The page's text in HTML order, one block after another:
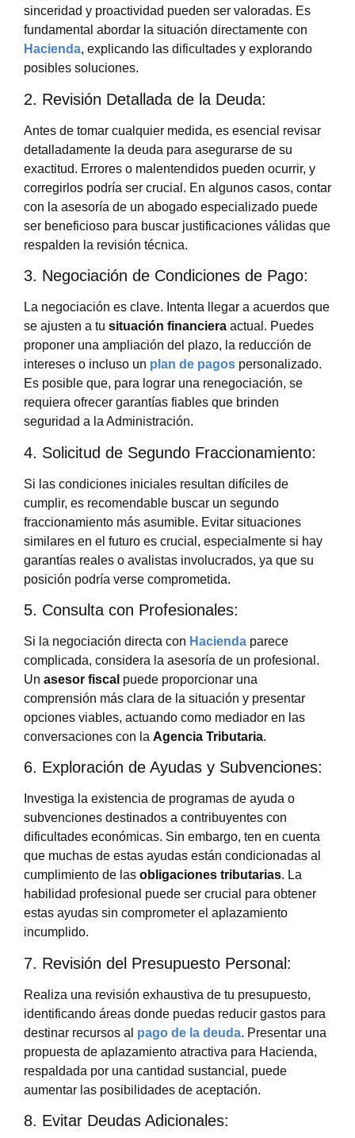
sinceridad y proactividad pueden ser valoradas. Es
fundamental abordar la situación directamente con
Hacienda, explicando las dificultades y explorando
posibles soluciones.
2. Revisión Detallada de la Deuda:
Antes de tomar cualquier medida, es esencial revisar
detalladamente la deuda para asegurarse de su
exactitud. Errores o malentendidos pueden ocurrir, y
corregirlos podría ser crucial. En algunos casos, contar
con la asesoría de un abogado especializado puede
ser beneficioso para buscar justificaciones válidas que
respalden la revisión técnica.
3. Negociación de Condiciones de Pago:
La negociación es clave. Intenta llegar a acuerdos que
se ajusten a tu situación financiera actual. Puedes
proponer una ampliación del plazo, la reducción de
intereses o incluso un plan de pagos personalizado.
Es posible que, para lograr una renegociación, se
requiera ofrecer garantías fiables que brinden
seguridad a la Administración.
4. Solicitud de Segundo Fraccionamiento:
Si las condiciones iniciales resultan difíciles de
cumplir, es recomendable buscar un segundo
fraccionamiento más asumible. Evitar situaciones
similares en el futuro es crucial, especialmente si hay
garantías reales o avalistas involucrados, ya que su
posición podría verse comprometida.
5. Consulta con Profesionales:
Si la negociación directa con Hacienda parece
complicada, considera la asesoría de un profesional.
Un asesor fiscal puede proporcionar una
comprensión más clara de la situación y presentar
opciones viables, actuando como mediador en las
conversaciones con la Agencia Tributaria.
6. Exploración de Ayudas y Subvenciones:
Investiga la existencia de programas de ayuda o
subvenciones destinados a contribuyentes con
dificultades económicas. Sin embargo, ten en cuenta
que muchas de estas ayudas están condicionadas al
cumplimiento de las obligaciones tributarias. La
habilidad profesional puede ser crucial para obtener
estas ayudas sin comprometer el aplazamiento
incumplido.
7. Revisión del Presupuesto Personal:
Realiza una revisión exhaustiva de tu presupuesto,
identificando áreas donde puedas reducir gastos para
destinar recursos al pago de la deuda. Presentar una
propuesta de aplazamiento atractiva para Hacienda,
respaldada por una cantidad sustancial, puede
aumentar las posibilidades de aceptación.
8. Evitar Deudas Adicionales: